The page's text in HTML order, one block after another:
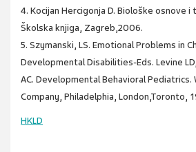
4. Kocijan Hercigonja D. Biološke osnove i
Školska knjiga, Zagreb,2006.
5. Szymanski, LS. Emotional Problems in
Developmental Disabilities-Eds. Levine
AC. Developmental Behavioral Pediatrics.
Company, Philadelphia, London,Toronto,
HKLD